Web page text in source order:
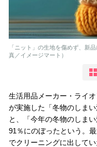
「ニット」の生地を傷めず、新
真／イメージマート）
生活用品メーカー・ライ
が実施した「冬物のしま
と、「今年の冬物のしま
91％にのぼったという。
でクリーニングに出して